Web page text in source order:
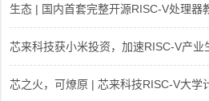
生态 | 国内首套完整开源RISC-V处理器
芯来科技获小米投资，加速RISC-V产业
芯之火，可燎原 | 芯来科技RISC-V大学